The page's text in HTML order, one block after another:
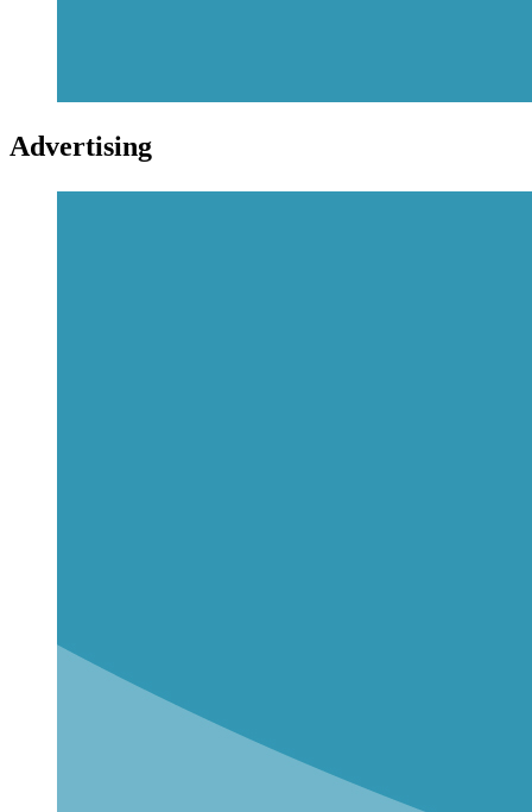
Advertising